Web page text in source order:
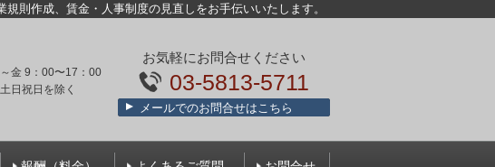
則作成、賃金・人事制度の見直しをお手伝いいたします。
金 9：00〜17：00
日祝日を除く
お気軽にお問合せください
03-5813-5711
メールでのお問合せはこちら